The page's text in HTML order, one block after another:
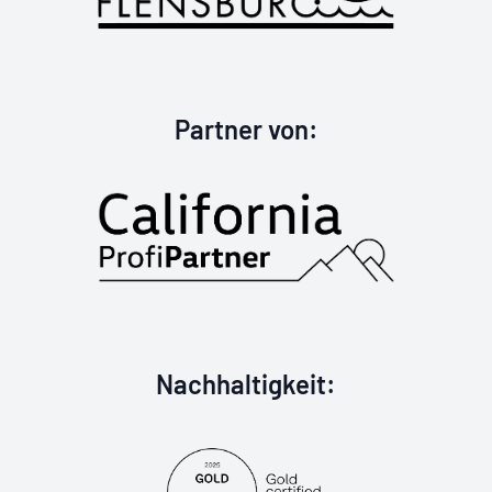
Partner vonCalifornia
:
Nachhaltigkeit: